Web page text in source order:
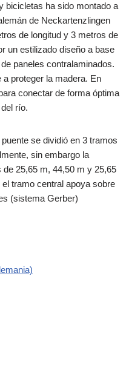
bicicletas ha sido montado a
de Neckartenzlingen
de longitud y 3 metros de
un estilizado diseño a base
paneles contralaminados.
proteger la madera. En
conectar de forma óptima
río.
se dividió en 3 tramos
sin embargo la
de 25,65 m, 44,50 m y 25,65
tramo central apoya sobre
(sistema Gerber)